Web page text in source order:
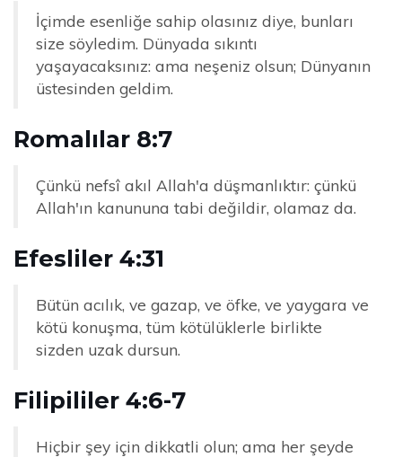
İçimde esenliğe sahip olasınız diye, bunları
size söyledim. Dünyada sıkıntı
yaşayacaksınız: ama neşeniz olsun; Dünyanın
üstesinden geldim.
Romalılar 8:7
Çünkü nefsî akıl Allah'a düşmanlıktır: çünkü
Allah'ın kanununa tabi değildir, olamaz da.
Efesliler 4:31
Bütün acılık, ve gazap, ve öfke, ve yaygara ve
kötü konuşma, tüm kötülüklerle birlikte
sizden uzak dursun.
Filipililer 4:6-7
Hiçbir şey için dikkatli olun; ama her şeyde